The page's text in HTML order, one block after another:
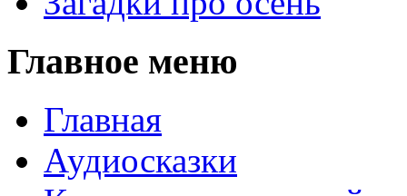
Главное меню
Главная
Аудиосказки